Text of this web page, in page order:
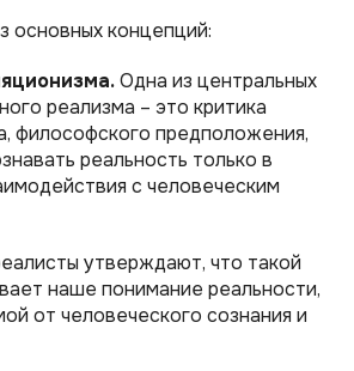
основных концепций:
Одна из центральных
реализма – это критика
философского предположения,
реальность только в
с человеческим
утверждают, что такой
наше понимание реальности,
от человеческого сознания и